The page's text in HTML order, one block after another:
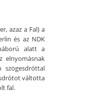
azaz a Fal) a
és az NDK
alatt a
elnyomásnak
szögesdróttal
váltotta
fal.